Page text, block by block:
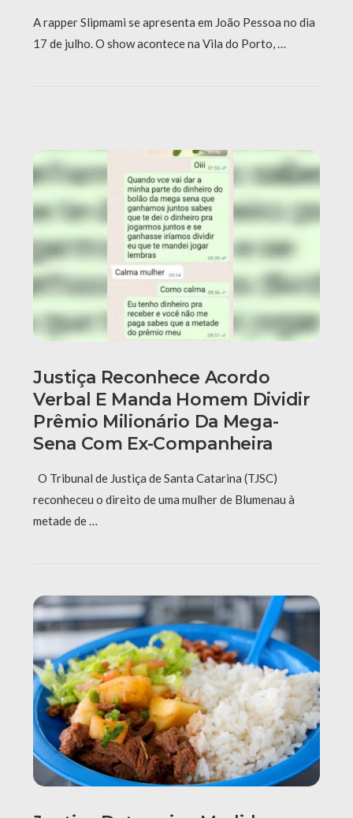
A rapper Slipmami se apresenta em João Pessoa no dia
17 de julho. O show acontece na Vila do Porto, …
Justiça Reconhece Acordo
Verbal E Manda Homem Dividir
Prêmio Milionário Da Mega-
Sena Com Ex-Companheira
O Tribunal de Justiça de Santa Catarina (TJSC)
reconheceu o direito de uma mulher de Blumenau à
metade de …